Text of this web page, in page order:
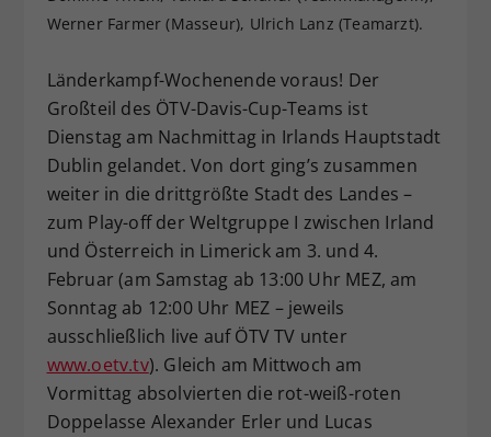
Werner Farmer (Masseur), Ulrich Lanz (Teamarzt).
Länderkampf-Wochenende voraus! Der
Großteil des ÖTV-Davis-Cup-Teams ist
Dienstag am Nachmittag in Irlands Hauptstadt
Dublin gelandet. Von dort ging’s zusammen
weiter in die drittgrößte Stadt des Landes –
zum Play-off der Weltgruppe I zwischen Irland
und Österreich in Limerick am 3. und 4.
Februar (am Samstag ab 13:00 Uhr MEZ, am
Sonntag ab 12:00 Uhr MEZ – jeweils
ausschließlich live auf ÖTV TV unter
www.oetv.tv). Gleich am Mittwoch am
Vormittag absolvierten die rot-weiß-roten
Doppelasse Alexander Erler und Lucas
Zweck
Dieser Wert speichert Ihre Consent-
zufällig generierte ID, für die
historische Speicherung Ihrer
vorgenommen Einstellungen, falls der
Webseiten-Betreiber dies eingestellt
hat.